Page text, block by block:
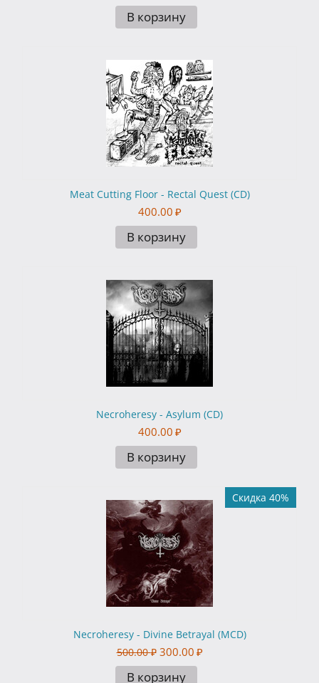
В корзину
Meat Cutting Floor - Rectal Quest (CD)
400.00 ₽
В корзину
Necroheresy - Asylum (CD)
400.00 ₽
В корзину
Скидка 40%
Necroheresy - Divine Betrayal (MCD)
500.00 ₽ 300.00 ₽
В корзину